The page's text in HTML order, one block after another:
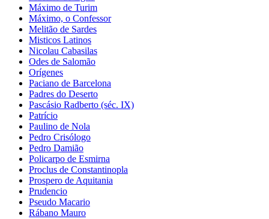
Máximo de Turim
Máximo, o Confessor
Melitão de Sardes
Misticos Latinos
Nicolau Cabasilas
Odes de Salomão
Orígenes
Paciano de Barcelona
Padres do Deserto
Pascásio Radberto (séc. IX)
Patrício
Paulino de Nola
Pedro Crisólogo
Pedro Damião
Policarpo de Esmirna
Proclus de Constantinopla
Prospero de Aquitania
Prudencio
Pseudo Macario
Rábano Mauro